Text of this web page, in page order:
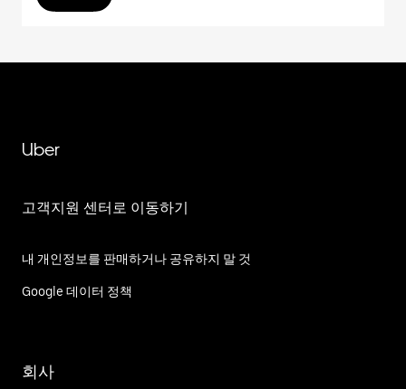
Uber
고객지원 센터로 이동하기
내 개인정보를 판매하거나 공유하지 말 것
Google 데이터 정책
회사